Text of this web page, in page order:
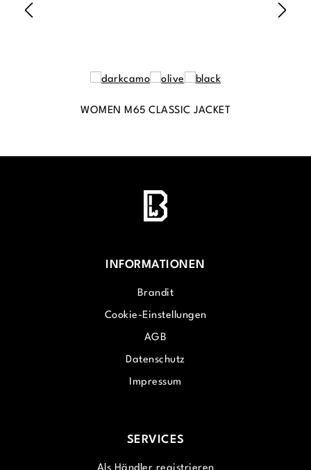
WOMEN M65 CLASSIC JACKET
INFORMATIONEN
Brandit
Cookie-Einstellungen
AGB
Datenschutz
Impressum
SERVICES